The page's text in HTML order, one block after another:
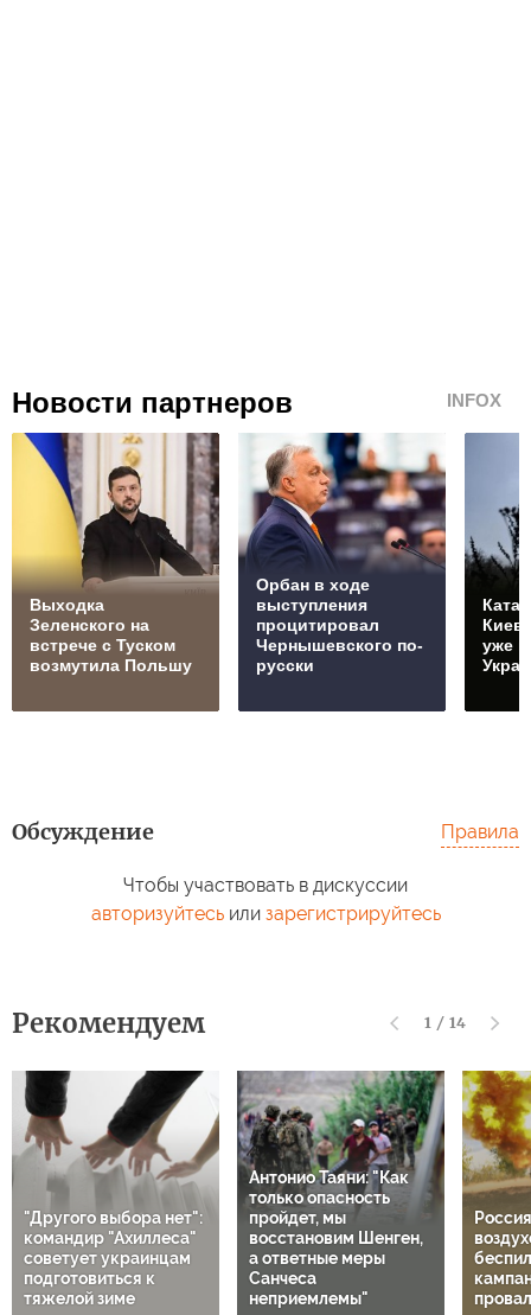
Новости партнеров INFOX
Выходка
Зеленского на
встрече с Туском
возмутила Польшу
Орбан в ходе
выступления
процитировал
Чернышевского по-
русски
уже
Обсуждение Правила
Чтобы участвовать в дискуссии
авторизуйтесьили зарегистрируйтесь
Рекомендуем 1 / 14
"Другого выбора нет":
командир "Ахиллеса"
советует украинцам
подготовиться к
тяжелой зиме
Антонио Таяни: "Как
только опасность
пройдет, мы
восстановим Шенген,
а ответные меры
Санчеса
неприемлемы"